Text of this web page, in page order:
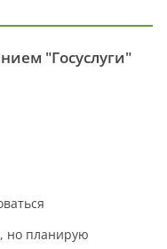
"Госуслуги"
но планирую